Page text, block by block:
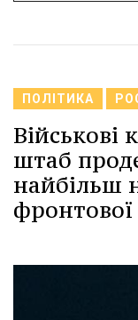
ПОЛІТИКА
Військові
штаб
найбільш
фронтової